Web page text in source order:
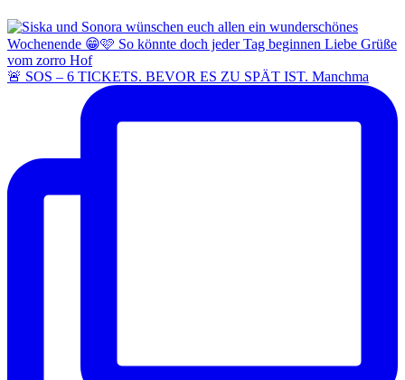
🚨 SOS – 6 TICKETS. BEVOR ES ZU SPÄT IST. Manchma